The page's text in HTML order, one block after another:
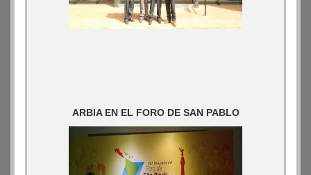
ARBIA EN EL FORO DE SAN PABLO